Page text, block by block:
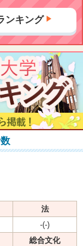
ンキング
法
-(-)
総合文化